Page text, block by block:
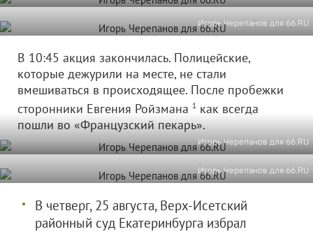
Игорь Черепанов для 66.RU
В 10:45 акция закончилась. Полицейские,
которые дежурили на месте, не стали
вмешиваться в происходящее. После пробежки
сторонники Евгения Ройзмана 1 как всегда
пошли во «Французский пекарь».
Игорь Черепанов для 66.RU
Игорь Черепанов для 66.RU
В четверг, 25 августа, Верх-Исетский
районный суд Екатеринбурга избрал